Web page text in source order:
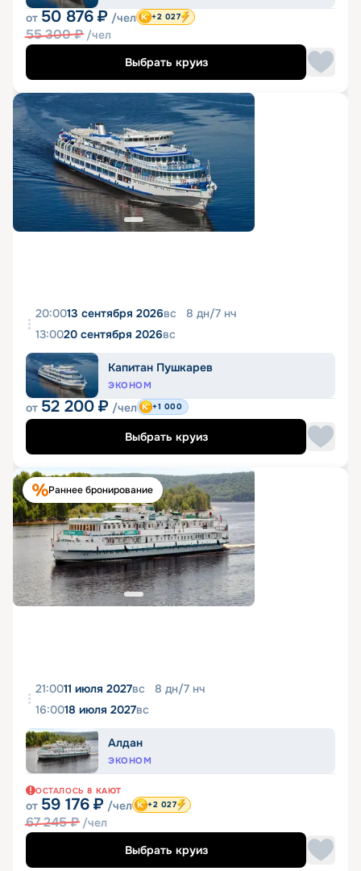
от 50 876 ₽ /чел
55 300₽ /чел
+2 027
Выбрать круиз
20:0013 сентября 2026вс 8 дн/7 нч
13:0020 сентября 2026вс
Капитан Пушкарев
ЭКОНОМ
от 52 200 ₽ /чел +1 000
Выбрать круиз
Раннее бронирование
21:0011 июля 2027вс 8 дн/7 нч
16:0018 июля 2027вс
Алдан
ЭКОНОМ
ОСТАЛОСЬ 8 КАЮТ
от 59 176 ₽ /чел
67 245₽ /чел
+2 027
Выбрать круиз